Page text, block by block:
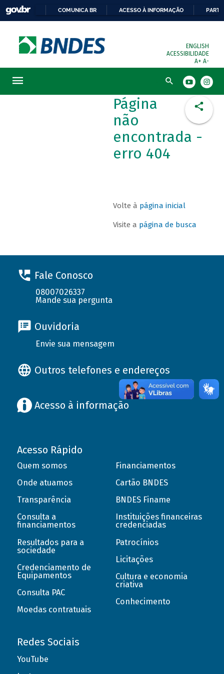
COMUNICA BR ACESSO À INFORMAÇÃO
ENGLISH
ACESSIBILIDADE
A+ A-
Busca
Página
não
encontrada -
erro 404
Volte à página inicial
Visite a página de busca
Fale Conosco
08007026337
Mande sua pergunta
Ouvidoria
Envie sua mensagem
Outros telefones e endereços
Acesso à informação
Acesso Rápido
Quem somos
Onde atuamos
Transparência
Consulta a
financiamentos
Resultados para a
sociedade
Credenciamento de
Equipamentos
Consulta PAC
Moedas contratuais
Financiamentos
Cartão BNDES
BNDES Finame
Instituições financeiras
credenciadas
Patrocínios
Licitações
Cultura e economia
criativa
Conhecimento
Redes Sociais
YouTube